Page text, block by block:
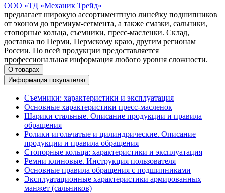
ООО «ТД «Механик Трейд»
предлагает широкую ассортиментную линейку подшипников
от эконом до премиум-сегмента, а также смазки, сальники,
стопорные кольца, съемники, пресс-масленки. Склад,
доставка по Перми, Пермскому краю, другим регионам
России. По всей продукции предоставляется
профессиональная информация любого уровня сложности.
О товарах
Информация покупателю
Съемники: характеристики и эксплуатация
Основные характеристики пресс‑масленок
Шарики стальные. Описание продукции и правила
обращения
Ролики игольчатые и цилиндрические. Описание
продукции и правила обращения
Стопорные кольца: характеристики и эксплуатация
Ремни клиновые. Инструкция пользователя
Основные правила обращения с подшипниками
Эксплуатационные характеристики армированных
манжет (сальников)